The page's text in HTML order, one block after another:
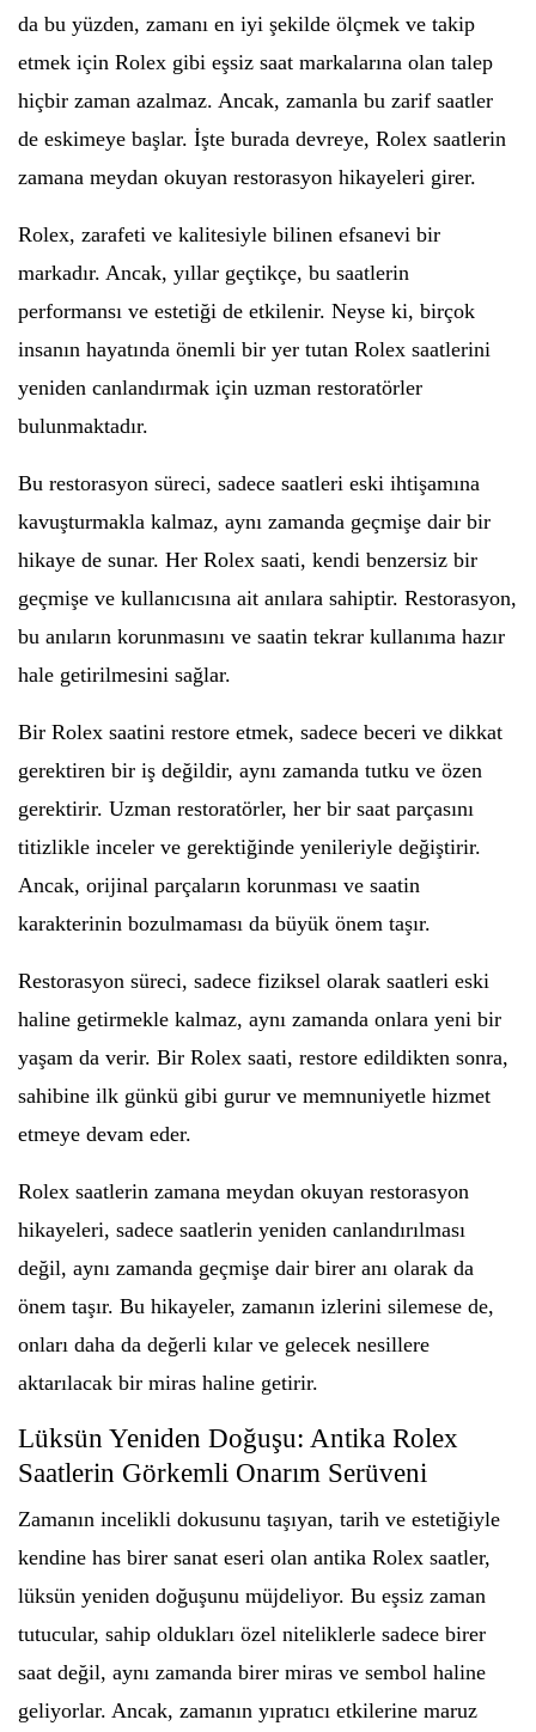
da bu yüzden, zamanı en iyi şekilde ölçmek ve takip
etmek için Rolex gibi eşsiz saat markalarına olan talep
hiçbir zaman azalmaz. Ancak, zamanla bu zarif saatler
de eskimeye başlar. İşte burada devreye, Rolex saatlerin
zamana meydan okuyan restorasyon hikayeleri girer.
Rolex, zarafeti ve kalitesiyle bilinen efsanevi bir
markadır. Ancak, yıllar geçtikçe, bu saatlerin
performansı ve estetiği de etkilenir. Neyse ki, birçok
insanın hayatında önemli bir yer tutan Rolex saatlerini
yeniden canlandırmak için uzman restoratörler
bulunmaktadır.
Bu restorasyon süreci, sadece saatleri eski ihtişamına
kavuşturmakla kalmaz, aynı zamanda geçmişe dair bir
hikaye de sunar. Her Rolex saati, kendi benzersiz bir
geçmişe ve kullanıcısına ait anılara sahiptir. Restorasyon,
bu anıların korunmasını ve saatin tekrar kullanıma hazır
hale getirilmesini sağlar.
Bir Rolex saatini restore etmek, sadece beceri ve dikkat
gerektiren bir iş değildir, aynı zamanda tutku ve özen
gerektirir. Uzman restoratörler, her bir saat parçasını
titizlikle inceler ve gerektiğinde yenileriyle değiştirir.
Ancak, orijinal parçaların korunması ve saatin
karakterinin bozulmaması da büyük önem taşır.
Restorasyon süreci, sadece fiziksel olarak saatleri eski
haline getirmekle kalmaz, aynı zamanda onlara yeni bir
yaşam da verir. Bir Rolex saati, restore edildikten sonra,
sahibine ilk günkü gibi gurur ve memnuniyetle hizmet
etmeye devam eder.
Rolex saatlerin zamana meydan okuyan restorasyon
hikayeleri, sadece saatlerin yeniden canlandırılması
değil, aynı zamanda geçmişe dair birer anı olarak da
önem taşır. Bu hikayeler, zamanın izlerini silemese de,
onları daha da değerli kılar ve gelecek nesillere
aktarılacak bir miras haline getirir.
Lüksün Yeniden Doğuşu: Antika Rolex
Saatlerin Görkemli Onarım Serüveni
Zamanın incelikli dokusunu taşıyan, tarih ve estetiğiyle
kendine has birer sanat eseri olan antika Rolex saatler,
lüksün yeniden doğuşunu müjdeliyor. Bu eşsiz zaman
tutucular, sahip oldukları özel niteliklerle sadece birer
saat değil, aynı zamanda birer miras ve sembol haline
geliyorlar. Ancak, zamanın yıpratıcı etkilerine maruz